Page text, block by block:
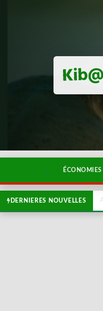
ÉCONOMIES
DERNIERES NOUVELLES